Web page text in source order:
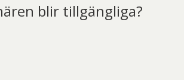
blir tillgängliga?